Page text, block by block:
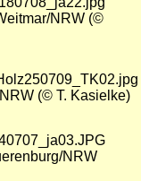
NRW (©
(© T. Kasielke)
NRW